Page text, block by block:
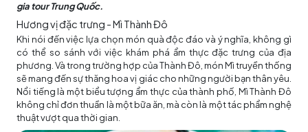
gia tour Trung Quốc.
Hương vị đặc trưng - Mì Thành Đô
Khi nói đến việc lựa chọn món quà độc đáo và ý nghĩa, không gì
có thể so sánh với việc khám phá ẩm thực đặc trưng của địa
phương. Và trong trường hợp của Thành Đô, món Mì truyền thống
sẽ mang đến sự thăng hoa vị giác cho những người bạn thân yêu.
Nổi tiếng là một biểu tượng ẩm thực của thành phố, Mì Thành Đô
không chỉ đơn thuần là một bữa ăn, mà còn là một tác phẩm nghệ
thuật vượt qua thời gian.